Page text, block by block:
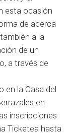
esta ocasión
de acerca
a la
de un
a través de
en la Casa del
en
inscripciones
Ticketea hasta